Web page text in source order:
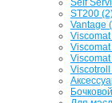
Self
ST200
Vantage